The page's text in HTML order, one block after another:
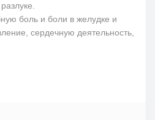
боль и боли в желудке и
сердечную деятельность,